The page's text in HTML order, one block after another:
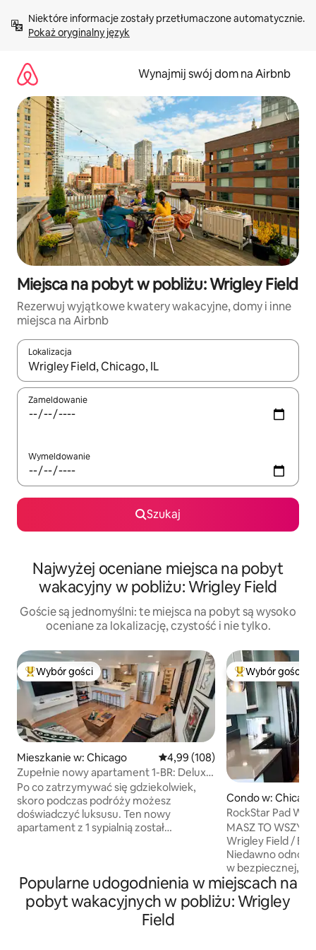
treści Pokaż oryginalny język
Wynajmij swój dom na Airbnb
Miejsca na pobyt w pobliżu: Wrigley Field
Rezerwuj wyjątkowe kwatery wakacyjne, domy i inne
miejsca na Airbnb
Lokalizacja
Gdy wyniki będą dostępne, możesz poruszać się po nich za
Zameldowanie
Wymeldowanie
Szukaj
Najwyżej oceniane miejsca na pobyt
wakacyjny w pobliżu: Wrigley Field
Goście są jednomyślni: te miejsca na pobyt są wysoko
oceniane za lokalizację, czystość i nie tylko.
Najpopularniejsze z kategorii Wybór gości
Wybór gości
Mieszkanie w: Chicago Średnia ocena: 4,99 na 5, liczba
4,99 (108)
Zupełnie nowy apartament 1-BR: Deluxe
Comfort z łazienką w spa
Po co zatrzymywać się gdziekolwiek,
skoro podczas podróży możesz
doświadczyć luksusu. Ten nowy
apartament z 1 sypialnią został
satysfakcjonujące, ale i niezapomniane.
Na wyciągnięcie ręki znajduje się w pełni
wyposażona kuchnia; luksusowa
łazienka z ogromnym prysznicem;
Wybór gości
Condo w: Chicago
RockStar Pad
Field/Parking
MASZ TO
Wrigley Field /
Niedawno
w bezpiecznej,
w East Lakeview. - 10 minut spacerem do
Wrigley Field,
supermarketów,
Popularne udogodnienia w miejscach na
pobyt wakacyjnych w pobliżu: Wrigley
Field